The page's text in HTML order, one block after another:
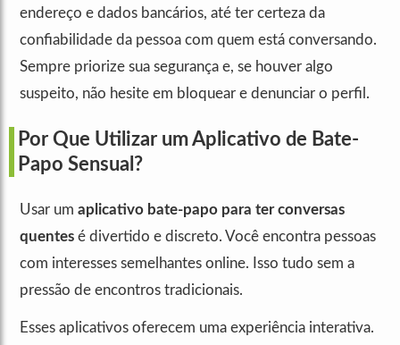
endereço e dados bancários, até ter certeza da
confiabilidade da pessoa com quem está conversando.
Sempre priorize sua segurança e, se houver algo
suspeito, não hesite em bloquear e denunciar o perfil.
Por Que Utilizar um Aplicativo de Bate-
Papo Sensual?
Usar um aplicativo bate-papo para ter conversas
quentes é divertido e discreto. Você encontra pessoas
com interesses semelhantes online. Isso tudo sem a
pressão de encontros tradicionais.
Esses aplicativos oferecem uma experiência interativa.